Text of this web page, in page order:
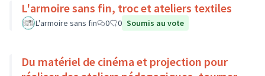
L'armoire sans fin, troc et ateliers textiles
L'armoire sans fin 0 0 Soumis au vote
Du matériel de cinéma et projection pour